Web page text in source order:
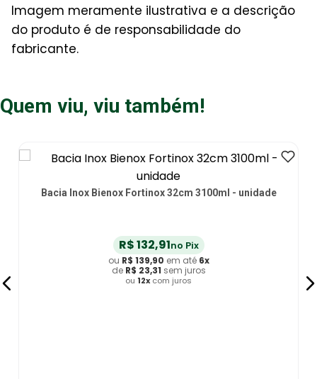
Imagem meramente ilustrativa e a descrição
do produto é de responsabilidade do
fabricante.
Quem viu, viu também!
Bacia Inox Bienox Fortinox 32cm 3100ml - unidade
R$132,91no Pix
ou R$ 139,90 em até 6x
de R$ 23,31 sem juros
ou 12x com juros